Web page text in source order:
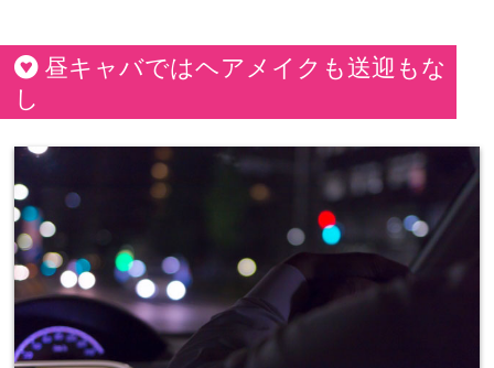
昼キャバではヘアメイクも送迎もな
し